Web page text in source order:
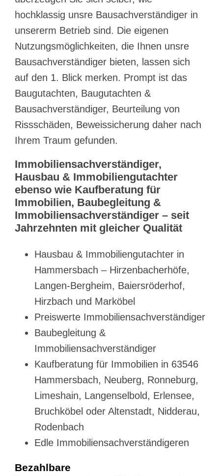
hochklassig unsre Bausachverständiger in
unsererm Betrieb sind. Die eigenen
Nutzungsmöglichkeiten, die Ihnen unsre
Bausachverständiger bieten, lassen sich
auf den 1. Blick merken. Prompt ist das
Baugutachten, Baugutachten &
Bausachverständiger, Beurteilung von
Rissschäden, Beweissicherung daher nach
Ihrem Traum gefunden.
Immobiliensachverständiger,
Hausbau & Immobiliengutachter
ebenso wie Kaufberatung für
Immobilien, Baubegleitung &
Immobiliensachverständiger – seit
Jahrzehnten mit gleicher Qualität
Hausbau & Immobiliengutachter in
Hammersbach – Hirzenbacherhöfe,
Langen-Bergheim, Baiersröderhof,
Hirzbach und Marköbel
Preiswerte Immobiliensachverständiger
Baubegleitung &
Immobiliensachverständiger
Kaufberatung für Immobilien in 63546
Hammersbach, Neuberg, Ronneburg,
Limeshain, Langenselbold, Erlensee,
Bruchköbel oder Altenstadt, Nidderau,
Rodenbach
Edle Immobiliensachverständigeren
Bezahlbare